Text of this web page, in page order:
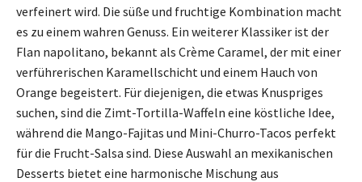
verfeinert wird. Die süße und fruchtige Kombination macht
es zu einem wahren Genuss. Ein weiterer Klassiker ist der
Flan napolitano, bekannt als Crème Caramel, der mit einer
verführerischen Karamellschicht und einem Hauch von
Orange begeistert. Für diejenigen, die etwas Knuspriges
suchen, sind die Zimt-Tortilla-Waffeln eine köstliche Idee,
während die Mango-Fajitas und Mini-Churro-Tacos perfekt
für die Frucht-Salsa sind. Diese Auswahl an mexikanischen
Desserts bietet eine harmonische Mischung aus